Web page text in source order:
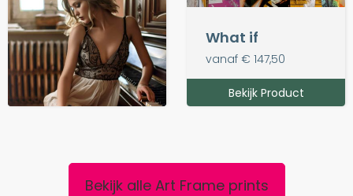
What if
vanaf € 147,50
Bekijk Product
Bekijk Product
Bekijk alle Art Frame prints